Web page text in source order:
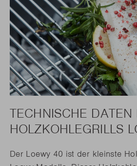
TECHNISCHE DATEN
HOLZKOHLEGRILLS
Der Loewy 40 ist der kleinste